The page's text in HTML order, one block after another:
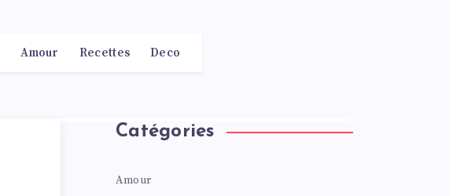
Amour Recettes Deco
Catégories
Amour